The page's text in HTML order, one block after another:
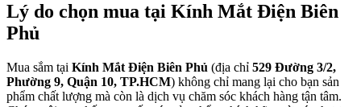
Lý do chọn mua tại Kính Mắt Điện Biên
Phủ
Mua sắm tại Kính Mắt Điện Biên Phủ (địa chỉ 529 Đường 3/2,
Phường 9, Quận 10, TP.HCM) không chỉ mang lại cho bạn sản
phẩm chất lượng mà còn là dịch vụ chăm sóc khách hàng tận tâm.